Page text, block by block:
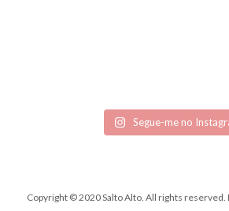
Segue-me no
Copyright © 2020 Salto Alto. All rights reserved.